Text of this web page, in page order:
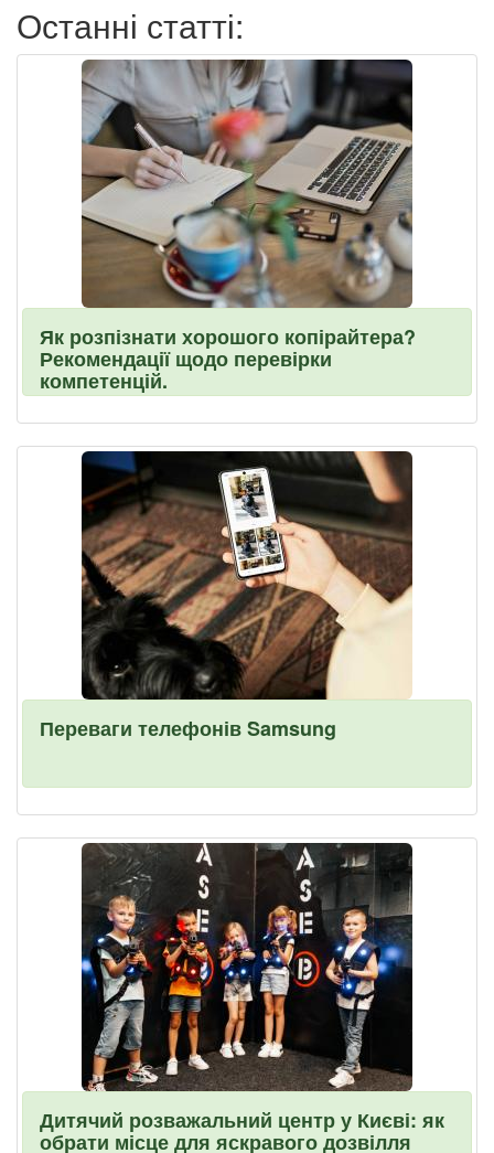
Останні статті:
Як розпізнати хорошого копірайтера?
Рекомендації щодо перевірки
компетенцій.
Переваги телефонів Samsung
Дитячий розважальний центр у Києві: як
обрати місце для яскравого дозвілля